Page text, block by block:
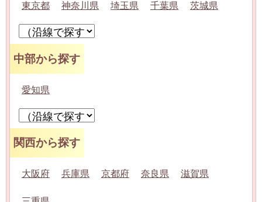
東京都 神奈川県 埼玉県 千葉県 茨城県
中部から探す
愛知県
関西から探す
大阪府 兵庫県 京都府 奈良県 滋賀県